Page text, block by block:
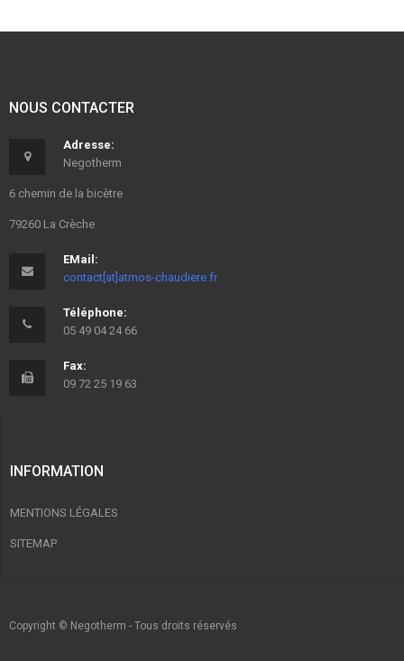
NOUS CONTACTER
Adresse:
Negotherm
6 chemin de la bicètre
79260 La Crèche
EMail:
contact[at]atmos-chaudiere.fr
Téléphone:
05 49 04 24 66
Fax:
09 72 25 19 63
INFORMATION
MENTIONS LÉGALES
SITEMAP
Copyright © Negotherm - Tous droits réservés